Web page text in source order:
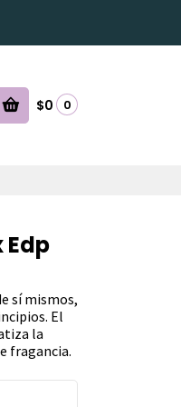
$0 0
Edp
sí mismos,
El
la
fragancia.